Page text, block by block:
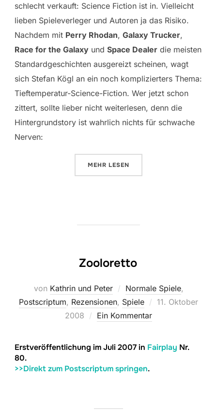
schlecht verkauft: Science Fiction ist in. Vielleicht
lieben Spieleverleger und Autoren ja das Risiko.
Nachdem mit Perry Rhodan, Galaxy Trucker,
Race for the Galaxy und Space Dealer die meisten
Standardgeschichten ausgereizt scheinen, wagt
sich Stefan Kögl an ein noch komplizierters Thema:
Tieftemperatur-Science-Fiction. Wer jetzt schon
zittert, sollte lieber nicht weiterlesen, denn die
Hintergrundstory ist wahrlich nichts für schwache
Nerven:
MEHR ÜBER „ARKTIA“
LESEN
Zooloretto
von Kathrin und Peter Normale Spiele,
Postscriptum, Rezensionen, Spiele
Veröffentlicht
11. Oktober
2008
Ein Kommentar
Erstveröffentlichung im Juli 2007 in Fairplay Nr.
80.
>>Direkt zum Postscriptum springen.